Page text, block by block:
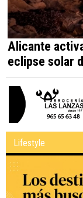
Alicante
eclipse solar
Lifestyle